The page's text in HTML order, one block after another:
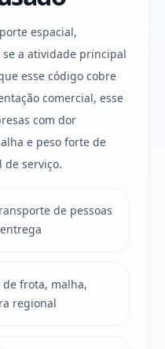
espacial,
a atividade principal
esse código cobre
comercial, esse
com dor
e peso forte de
de serviço.
de pessoas
frota, malha,
regional